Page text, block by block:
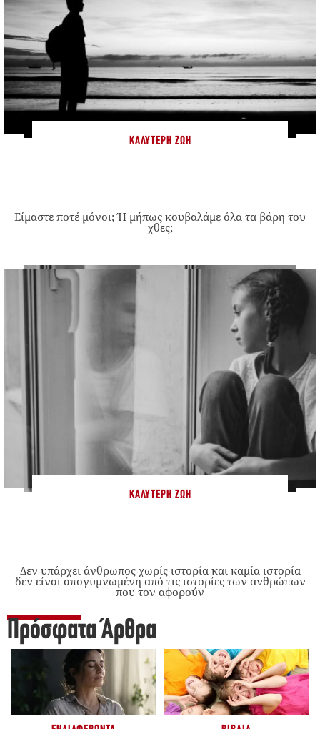
ΚΑΛΎΤΕΡΗ ΖΩΉ
Είμαστε ποτέ μόνοι; Ή μήπως κουβαλάμε όλα τα βάρη του
χθες;
ΚΑΛΎΤΕΡΗ ΖΩΉ
Δεν υπάρχει άνθρωπος χωρίς ιστορία και καμία ιστορία
δεν είναι απογυμνωμένη από τις ιστορίες των ανθρώπων
που τον αφορούν
Πρόσφατα Άρθρα